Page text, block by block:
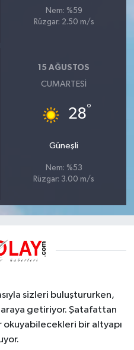
Nem: %59
Rüzgar: 2.50 m/s
15 AĞUSTOS
CUMARTESI
28°
Güneşli
Nem: %53
Rüzgar: 3.00 m/s
sizleri buluştururken,
getiriyor. Şatafattan
okuyabilecekleri bir altyapı